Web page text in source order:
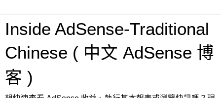
Inside AdSense-Traditional
Chinese ( 中文 AdSense 博
客 )